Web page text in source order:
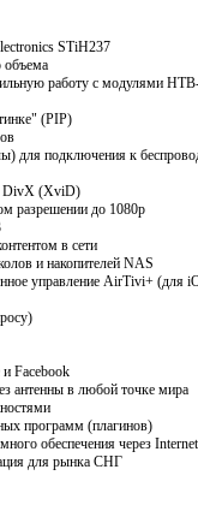
STiH237
объема
работу с модулями
(PIP)
для подключения к
DivX (XviD)
разрешении до 1080p
в сети
и накопителей NAS
управление AirTivi+ (для
Facebook
антенны в любой точке мира
программ (плагинов)
обеспечения через Internet
для рынка СНГ